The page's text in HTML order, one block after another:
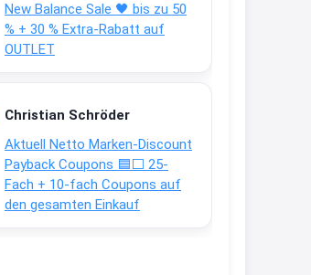
New Balance Sale 🖤 bis zu 50
% + 30 % Extra-Rabatt auf
OUTLET
Christian Schröder
Aktuell Netto Marken-Discount
Payback Coupons 🟦⬜ 25-
Fach + 10-fach Coupons auf
den gesamten Einkauf
Joachim
Gratis personalisierte 7-Tage
Ration Micronährstoffe/ Vitamine
↩
Joachim